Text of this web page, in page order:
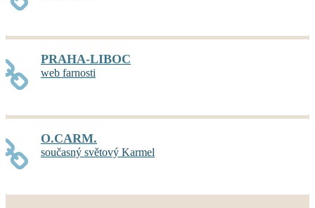
PRAHA-LIBOC
web farnosti
O.CARM.
současný světový Karmel